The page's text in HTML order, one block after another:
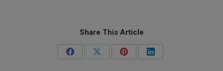
Share This Article
CondividiCondividiCondividiCondividi